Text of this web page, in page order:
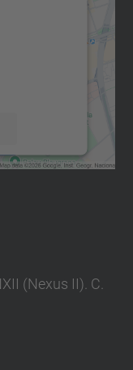
(Nexus II). C.